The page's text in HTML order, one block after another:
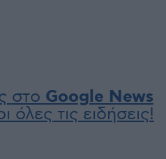
στο Google News
όλες τις ειδήσεις!